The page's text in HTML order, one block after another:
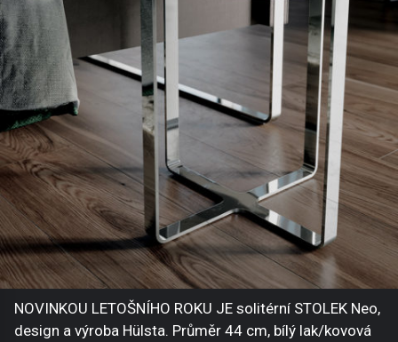
NOVINKOU LETOŠNÍHO ROKU JE solitérní STOLEK Neo,
design a výroba Hülsta. Průměr 44 cm, bílý lak/kovová